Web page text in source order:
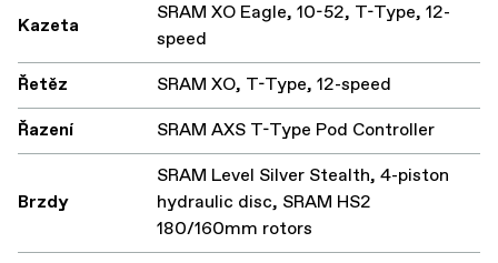
Kazeta
SRAM XO Eagle, 10-52, T-Type, 12-
speed
Řetěz
SRAM XO, T-Type, 12-speed
Řazení
SRAM AXS T-Type Pod Controller
Brzdy
SRAM Level Silver Stealth, 4-piston
hydraulic disc, SRAM HS2
180/160mm rotors